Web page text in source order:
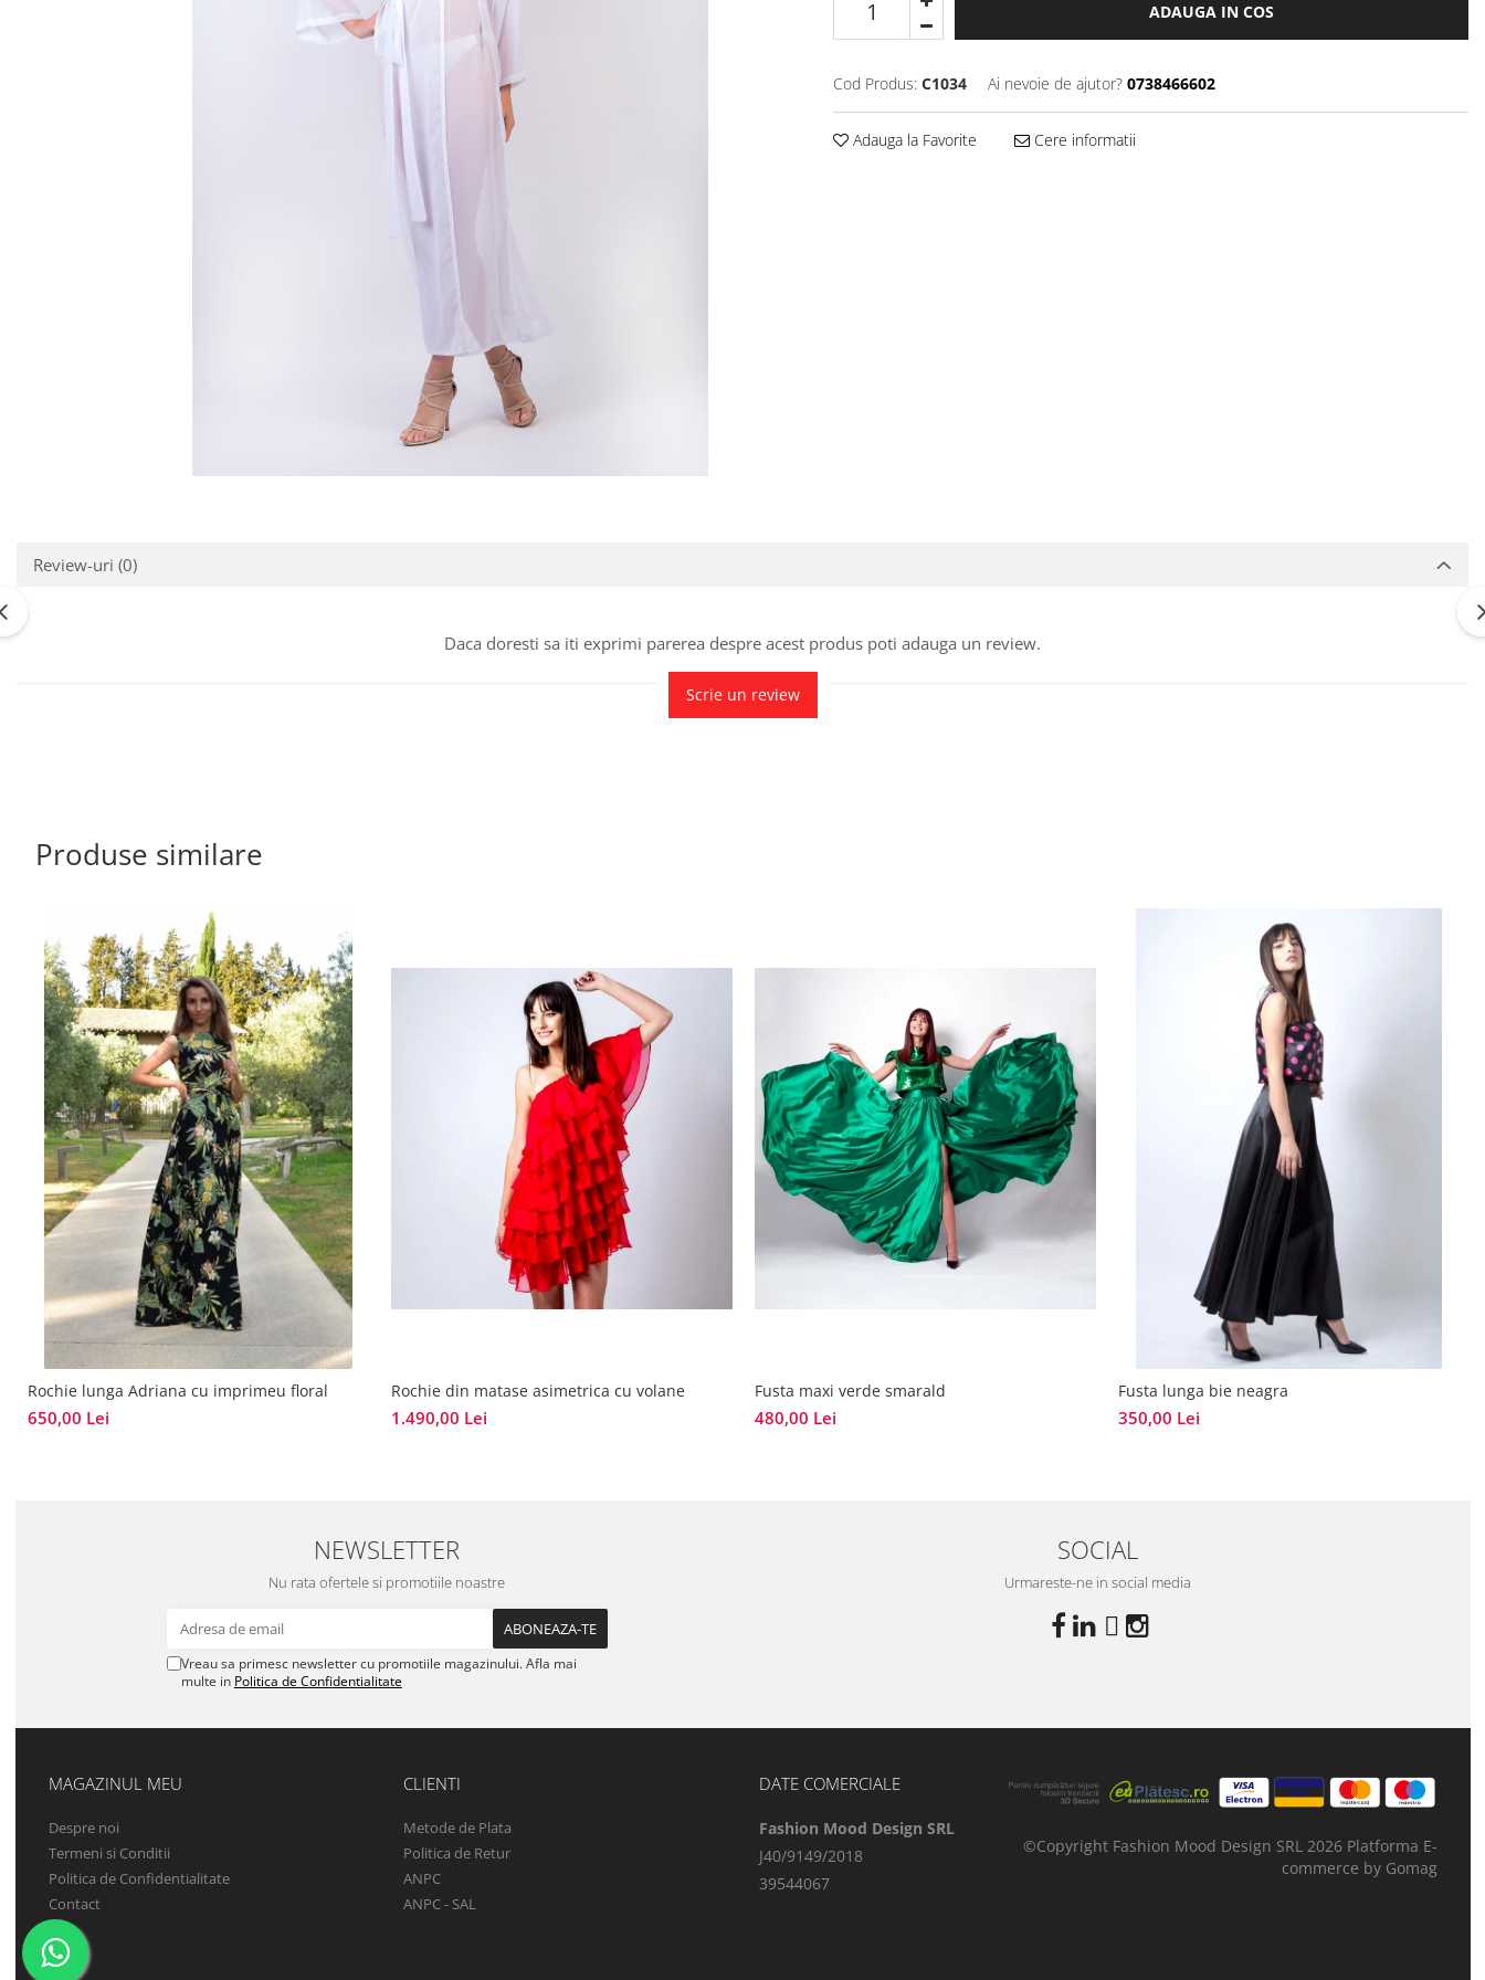
ADAUGA IN COS
Cod Produs: C1034 Ai nevoie de ajutor? 0738466602
Adauga la Favorite Cere informatii
Review-uri (0)
Daca doresti sa iti exprimi parerea despre acest produs poti adauga un review.
Scrie un review
Produse similare
Rochie lunga Adriana cu imprimeu floral
650,00 Lei
Rochie din matase asimetrica cu volane
1.490,00 Lei
Fusta maxi verde smarald
480,00 Lei
Fusta lunga bie neagra
350,00 Lei
NEWSLETTER
Nu rata ofertele si promotiile noastre
Vreau sa primesc newsletter cu promotiile magazinului. Afla mai
multe in Politica de Confidentialitate
SOCIAL
Urmareste-ne in social media
MAGAZINUL MEU
Despre noi
Termeni si Conditii
Politica de Confidentialitate
Contact
CLIENTI
Metode de Plata
Politica de Retur
ANPC
ANPC - SAL
DATE COMERCIALE
Fashion Mood Design SRL
J40/9149/2018
39544067
©Copyright Fashion Mood Design SRL 2026 Platforma E-
commerce by Gomag